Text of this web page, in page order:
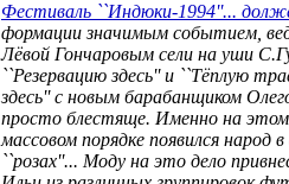
Фестиваль ``Индюки-1994''...
формации значимым событием,
Лёвой Гончаровым сели на уши
``Резервацию здесь'' и ``Тёплую
здесь'' с новым барабанщиком
просто блестяще. Именно на этом
массовом порядке появился народ
``розах''... Моду на это дело